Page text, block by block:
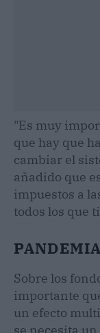
"Es muy
que hay que
cambiar el
añadido que
impuestos a
todos los que
Sobre los
importante
un efecto